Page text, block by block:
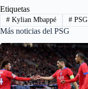
Etiquetas
#Kylian Mbappé #PSG
Más noticias del PSG